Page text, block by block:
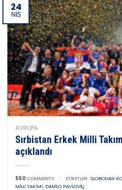
24
NIS
AVRUPA
Sırbistan Erkek Milli
açıklandı
550 COMMENTS | ETIKETLER: SLOBODAN
MILLI TAKIMI, DANILO PAVLOVIÇ